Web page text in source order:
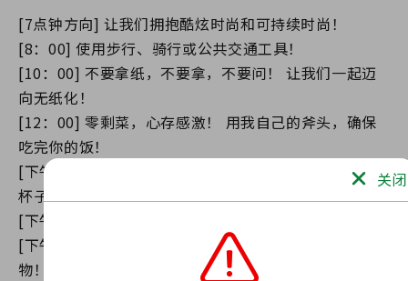
[7点钟方向] 让我们拥抱酷炫时尚和可持续时尚！
[8：00] 使用步行、骑行或公共交通工具！
[10：00] 不要拿纸，不要拿，不要问！ 让我们一起迈
向无纸化！
[12：00] 零剩菜，心存感激！ 用我自己的斧头，确保
吃完你的饭！
[下午3：00] 让我们彻底减少浪费，利用自己的瓶子、
杯子和袋子来分开资源！
[下午5点] 早点回家，努力省电！
[下午6点] 只买你需要的食材！ 务必彻底排干食物废弃
物！
关闭